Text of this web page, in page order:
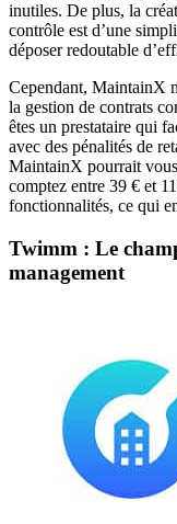
inutiles. De plus, la
contrôle est d’une
déposer redoutable
Cependant, MaintainX
la gestion de contrats
êtes un prestataire qui
avec des pénalités de
MaintainX pourrait
comptez entre 39 € et
fonctionnalités, ce qui
Twimm : Le
management